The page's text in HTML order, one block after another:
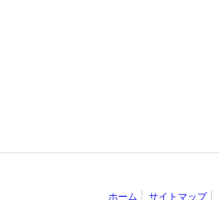
ホーム サイトマップ